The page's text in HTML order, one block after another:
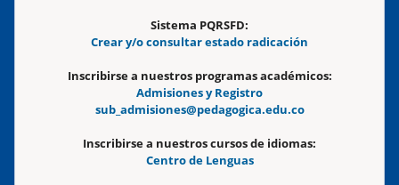
Sistema PQRSFD:
Crear y/o consultar estado radicación
Inscribirse a nuestros programas académicos:
Admisiones y Registro
sub_admisiones@pedagogica.edu.co
Inscribirse a nuestros cursos de idiomas:
Centro de Lenguas